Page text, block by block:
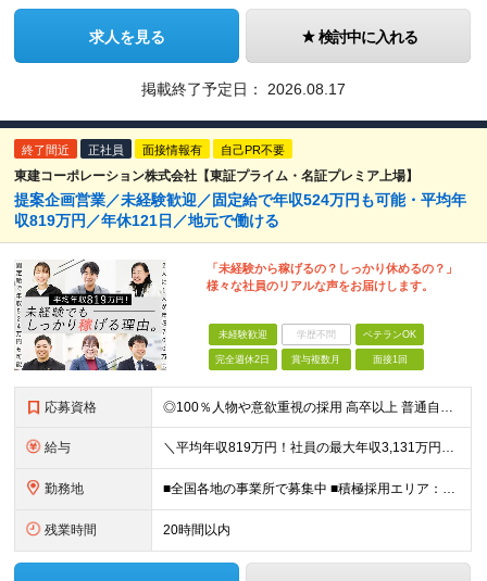
求人を見る 検討中に入れる
掲載終了予定日： 2026.08.17
終了間近 正社員 面接情報有 自己PR不要
東建コーポレーション株式会社【東証プライム・名証プレミア上場】
提案企画営業／未経験歓迎／固定給で年収524万円も可能・平均年
収819万円／年休121日／地元で働ける
「未経験から稼げるの？しっかり休めるの？」
様々な社員のリアルな声をお届けします。
未経験歓迎 学歴不問 ベテランOK
完全週休2日 賞与複数月 面接1回
応募資格 ◎100％人物や意欲重視の採用 高卒以上 普通自動車第一種運転免許取得者（AT限定可） ★職歴は全く問いません！ 前向きにコツコツと向き合える方であれば結果がついてくるお仕事です。 現職・無職、正社
給与 ＼平均年収819万円！社員の最大年収3,131万円／ 固定給だけで、年収524万円も可能！ インセンティブだけでなく固定給でもしっかり稼げる仕組みです！ 【入社初年度】 年収400万～550万円＋イ
勤務地 ■全国各地の事業所で募集中 ■積極採用エリア：東京・神奈川・埼玉・千葉・愛知 ※希望の勤務地で働ける！通勤可能な事業所を選定していきます ※地元に戻って働きたいUターン希望者も歓迎します！ ※社用車を
残業時間 20時間以内